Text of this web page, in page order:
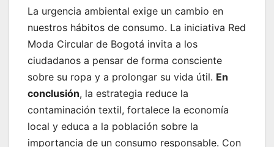
La urgencia ambiental exige un cambio en
nuestros hábitos de consumo. La iniciativa Red
Moda Circular de Bogotá invita a los
ciudadanos a pensar de forma consciente
sobre su ropa y a prolongar su vida útil. En
conclusión, la estrategia reduce la
contaminación textil, fortalece la economía
local y educa a la población sobre la
importancia de un consumo responsable. Con